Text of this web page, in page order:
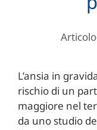
L’ansia in
rischio di un
maggiore nel
da uno studio